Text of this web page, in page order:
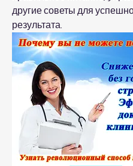
другие советы для
результата.